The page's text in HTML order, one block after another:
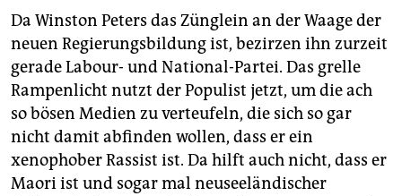
genossenschaft
epaper login
Da Winston Peters das Zünglein an der Waage der
neuen Regierungsbildung ist, bezirzen ihn zurzeit
gerade Labour- und National-Partei. Das grelle
Rampenlicht nutzt der Populist jetzt, um die ach
so bösen Medien zu verteufeln, die sich so gar
nicht damit abfinden wollen, dass er ein
xenophober Rassist ist. Da hilft auch nicht, dass er
Maori ist und sogar mal neuseeländischer